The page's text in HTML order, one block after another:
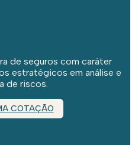
de seguros com caráter
estratégicos em análise e
de riscos.
COTAÇÃO